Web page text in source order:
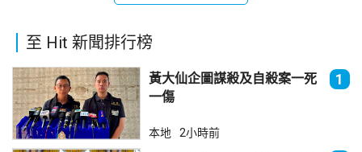
至 Hit 新聞排行榜
黃大仙企圖謀殺及自殺案一死
一傷
1
本地 2小時前